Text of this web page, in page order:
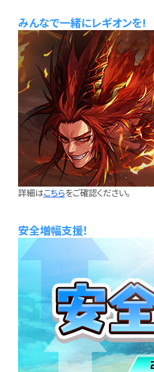
みんなで一緒にレギオンを!
詳細はこちらをご確認ください。
安全増幅支援！